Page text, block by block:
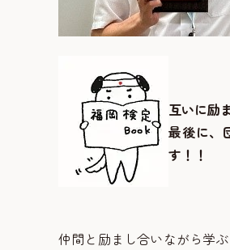
互いに励
最後に、
す！！
仲間と励まし合いながら学